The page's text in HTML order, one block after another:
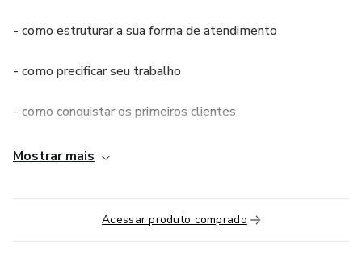
- como estruturar a sua forma de atendimento
- como precificar seu trabalho
- como conquistar os primeiros clientes
- como atender seus clientes com segurança
Mostrar mais
Acessar produto comprado